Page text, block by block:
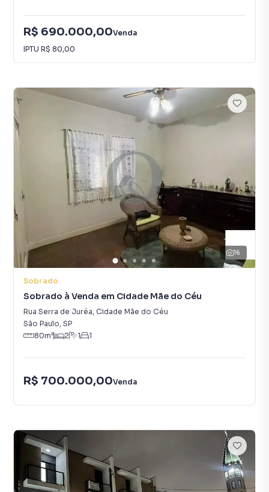
R$ 690.000,00Venda
IPTU R$ 80,00
16
Sobrado
Sobrado à Venda em Cidade Mãe do Céu
Rua Serra de Juréa, Cidade Mãe do Céu
São Paulo, SP
80m² 2 1 1
R$ 700.000,00Venda